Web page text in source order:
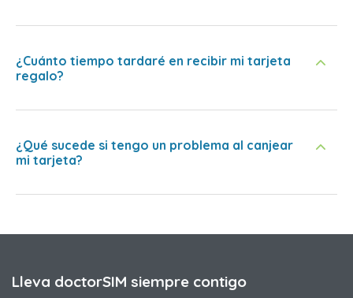
¿Cuánto tiempo tardaré en recibir mi tarjeta
regalo?
¿Qué sucede si tengo un problema al canjear
mi tarjeta?
Lleva doctorSIM siempre contigo